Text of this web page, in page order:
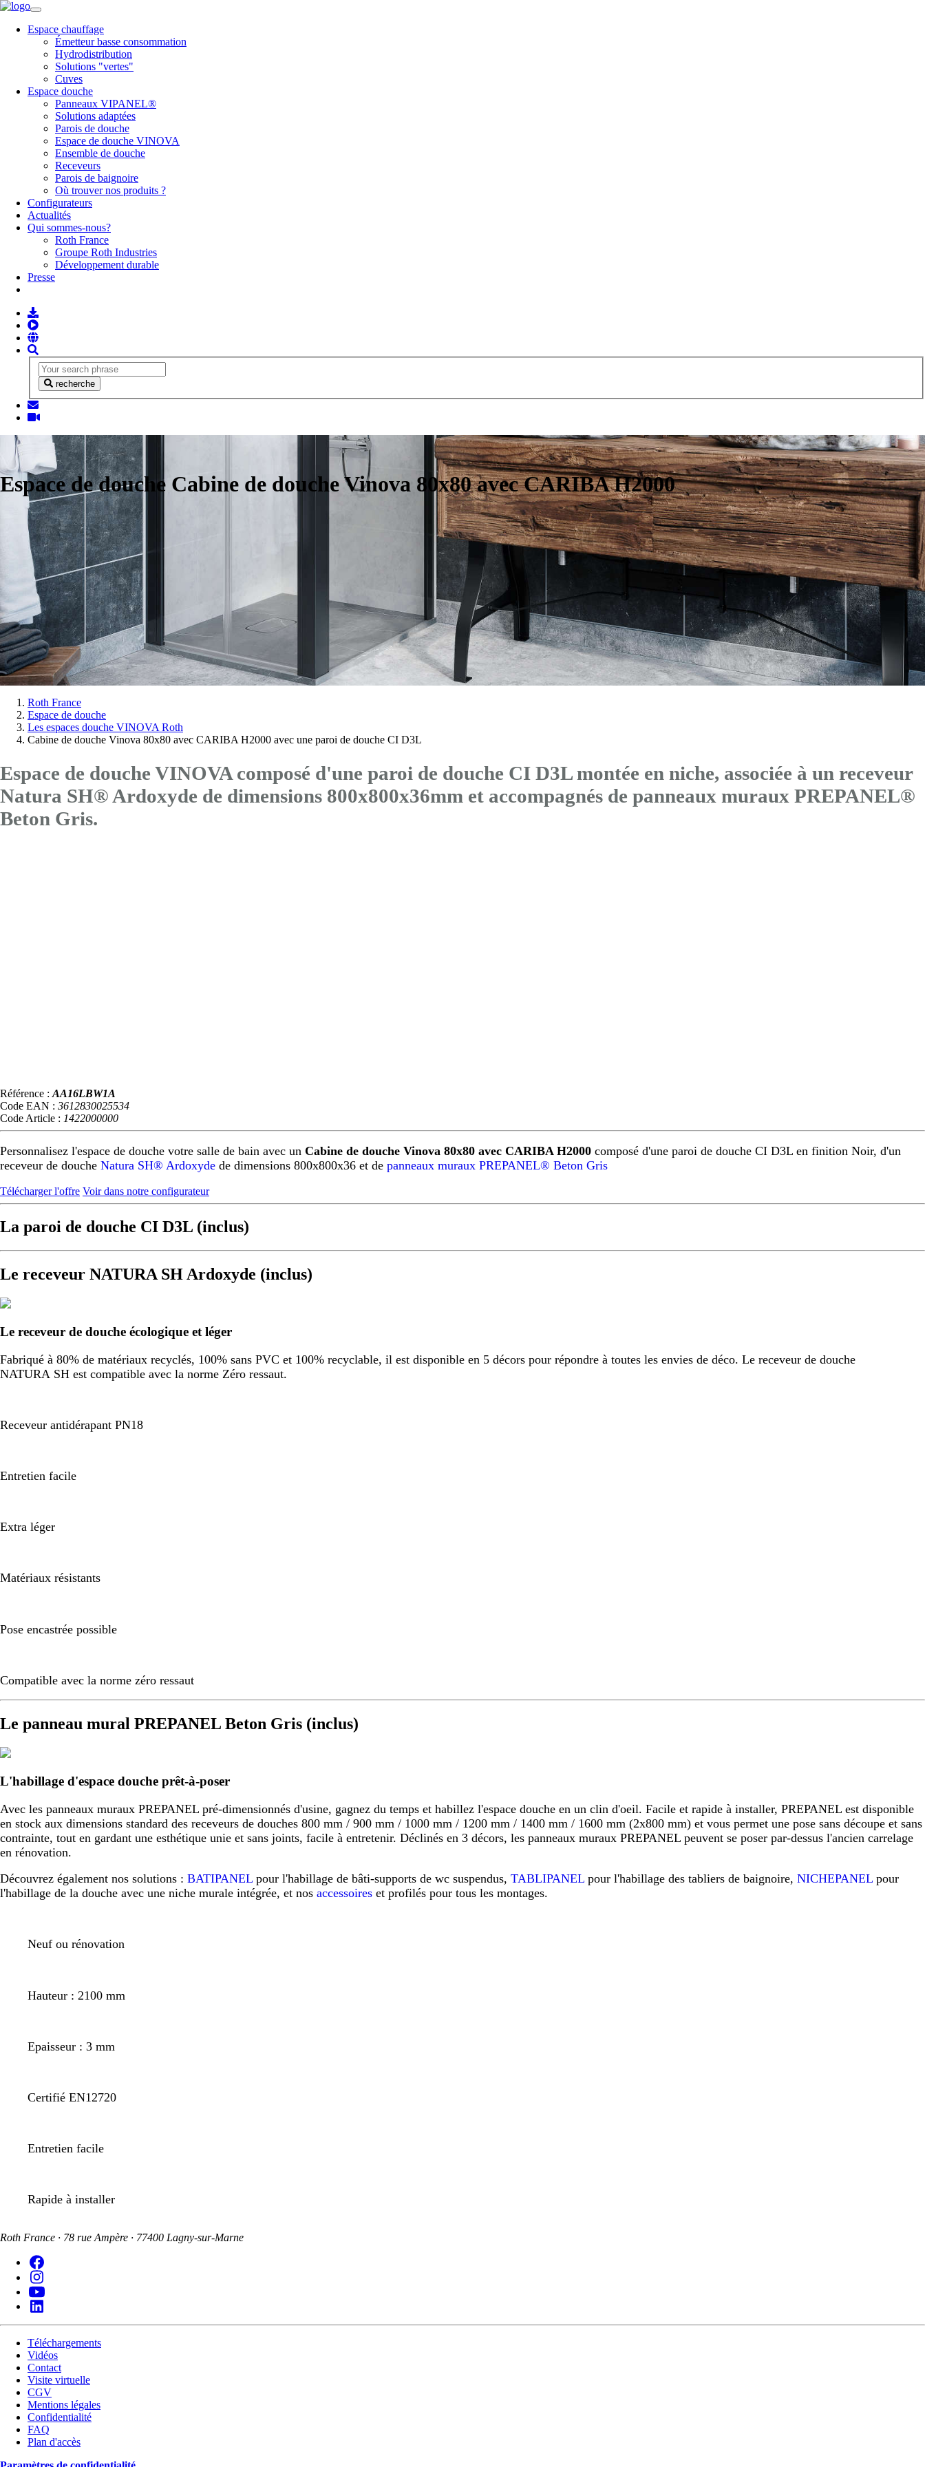
Espace chauffage
Émetteur basse consommation
Hydrodistribution
Solutions "vertes"
Cuves
Espace douche
Panneaux VIPANEL®
Solutions adaptées
Parois de douche
Espace de douche VINOVA
Ensemble de douche
Receveurs
Parois de baignoire
Où trouver nos produits ?
Configurateurs
Actualités
Qui sommes-nous?
Roth France
Groupe Roth Industries
Développement durable
Presse
recherche
Espace de douche Cabine de douche Vinova 80x80 avec CARIBA H2000
Vous
êtes
Roth France
Espace de douche
Les espaces douche VINOVA Roth
Cabine de douche Vinova 80x80 avec CARIBA H2000 avec une paroi de douche CI D3L
Espace de douche VINOVA composé d'une paroi de douche CI D3L montée en niche, associée à un receveur
Natura SH® Ardoxyde de dimensions 800x800x36mm et accompagnés de panneaux muraux PREPANEL®
Beton Gris.
Référence : AA16LBW1A
Code EAN : 3612830025534
Code Article : 1422000000
Personnalisez l'espace de douche votre salle de bain avec un Cabine de douche Vinova 80x80 avec CARIBA H2000 composé d'une paroi de douche CI D3L en finition Noir, d'un
receveur de douche Natura SH® Ardoxyde de dimensions 800x800x36 et de panneaux muraux PREPANEL® Beton Gris
Télécharger l'offre Voir dans notre configurateur
La paroi de douche CI D3L (inclus)
Le receveur NATURA SH Ardoxyde (inclus)
Le receveur de douche écologique et léger
Fabriqué à 80% de matériaux recyclés, 100% sans PVC et 100% recyclable, il est disponible en 5 décors pour répondre à toutes les envies de déco. Le receveur de douche
NATURA SH est compatible avec la norme Zéro ressaut.
Receveur antidérapant PN18
Entretien facile
Extra léger
Matériaux résistants
Pose encastrée possible
Compatible avec la norme zéro ressaut
Le panneau mural PREPANEL Beton Gris (inclus)
L'habillage d'espace douche prêt-à-poser
Avec les panneaux muraux PREPANEL pré-dimensionnés d'usine, gagnez du temps et habillez l'espace douche en un clin d'oeil. Facile et rapide à installer, PREPANEL est disponible
en stock aux dimensions standard des receveurs de douches 800 mm / 900 mm / 1000 mm / 1200 mm / 1400 mm / 1600 mm (2x800 mm) et vous permet une pose sans découpe et sans
contrainte, tout en gardant une esthétique unie et sans joints, facile à entretenir. Déclinés en 3 décors, les panneaux muraux PREPANEL peuvent se poser par-dessus l'ancien carrelage
en rénovation.
Découvrez également nos solutions : BATIPANEL pour l'habillage de bâti-supports de wc suspendus, TABLIPANEL pour l'habillage des tabliers de baignoire, NICHEPANEL pour
l'habillage de la douche avec une niche murale intégrée, et nos accessoires et profilés pour tous les montages.
Neuf ou rénovation
Hauteur : 2100 mm
Epaisseur : 3 mm
Certifié EN12720
Entretien facile
Rapide à installer
Roth France · 78 rue Ampère · 77400 Lagny-sur-Marne
Téléchargements
Vidéos
Contact
Visite virtuelle
CGV
Mentions légales
Confidentialité
FAQ
Plan d'accès